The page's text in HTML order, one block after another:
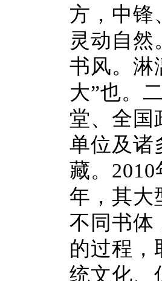
方，中锋
灵动自
书风。淋
大”也。
堂、全国
单位及诸
藏。
年，其大
不同书体
的过程，
统文化、